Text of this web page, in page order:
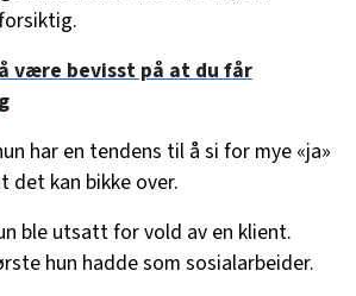
være bevisst på at du får
har en tendens til å si for mye «ja»
det kan bikke over.
ble utsatt for vold av en klient.
hun hadde som sosialarbeider.